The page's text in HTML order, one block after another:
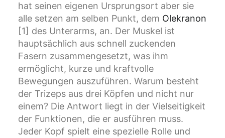
hat seinen eigenen Ursprungsort aber sie
alle setzen am selben Punkt, dem Olekranon
[1] des Unterarms, an. Der Muskel ist
hauptsächlich aus schnell zuckenden
Fasern zusammengesetzt, was ihm
ermöglicht, kurze und kraftvolle
Bewegungen auszuführen. Warum besteht
der Trizeps aus drei Köpfen und nicht nur
einem? Die Antwort liegt in der Vielseitigkeit
der Funktionen, die er ausführen muss.
Jeder Kopf spielt eine spezielle Rolle und